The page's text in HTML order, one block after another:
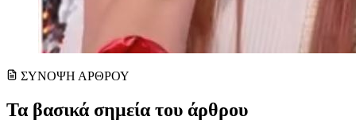
ΣΥΝΟΨΗ ΑΡΘΡΟΥ
Τα βασικά σημεία του άρθρου